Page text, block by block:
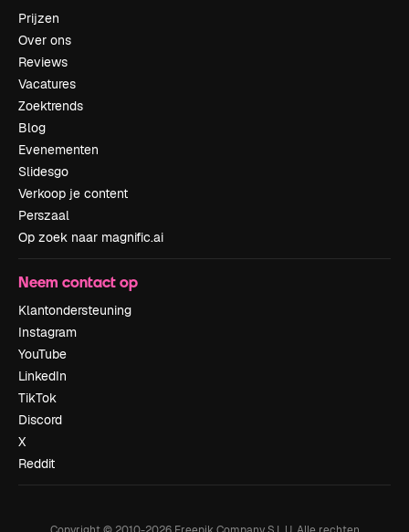
Prijzen
Over ons
Reviews
Vacatures
Zoektrends
Blog
Evenementen
Slidesgo
Verkoop je content
Perszaal
Op zoek naar magnific.ai
Neem contact op
Klantondersteuning
Instagram
YouTube
LinkedIn
TikTok
Discord
X
Reddit